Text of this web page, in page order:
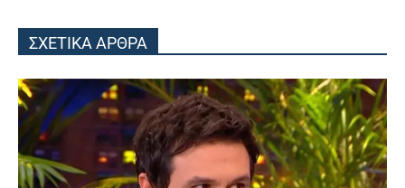
ΣΧΕΤΙΚΑ ΑΡΘΡΑ